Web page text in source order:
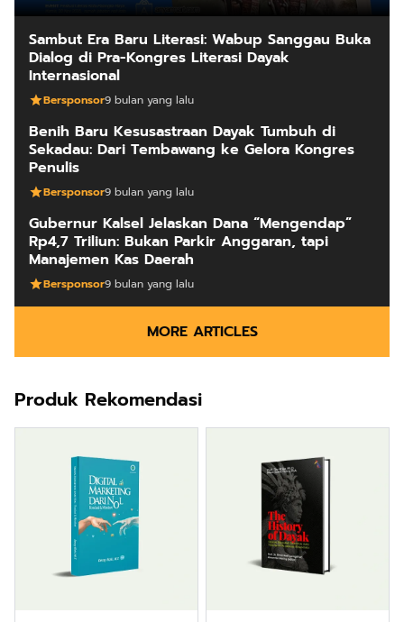
Sambut Era Baru Literasi: Wabup Sanggau Buka
Dialog di Pra-Kongres Literasi Dayak
Internasional
Bersponsor9 bulan yang lalu
Benih Baru Kesusastraan Dayak Tumbuh di
Sekadau: Dari Tembawang ke Gelora Kongres
Penulis
Bersponsor9 bulan yang lalu
Gubernur Kalsel Jelaskan Dana “Mengendap”
Rp4,7 Triliun: Bukan Parkir Anggaran, tapi
Manajemen Kas Daerah
Bersponsor9 bulan yang lalu
MORE ARTICLES
Produk Rekomendasi